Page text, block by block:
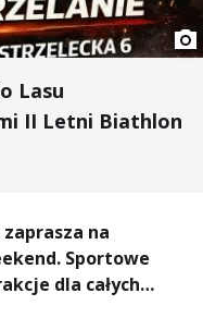
Lasu
II Letni Biathlon
na
Sportowe
dla całych